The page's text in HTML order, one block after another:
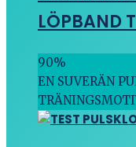
LÖPBAND
90%
EN SUVERÄN